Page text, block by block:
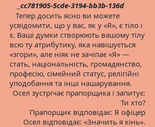
_cc781905-5cde-3194-bb3b-136d
Тепер досить ясно ви можете
усвідомити, що у вас, як у «Я», є тіло і
є. Ваші думки створюють вашому тілу
всю ту атрибутику, яка навішується
«згори», але ніяк не зачіпає «Я» —
стать, національність, громадянство,
професію, сімейний статус, релігійні
уподобання та інші нашарування.
Осел зустрічає прапорщика і запитує:
Ти хто?
Прапорщик відповідає: Я офіцер
Осел відповідає: «Значить я кінь».